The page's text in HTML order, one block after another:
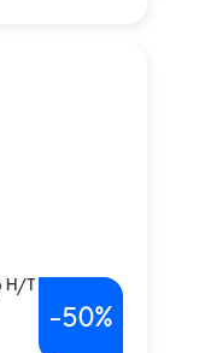
T TL BLK
-50%